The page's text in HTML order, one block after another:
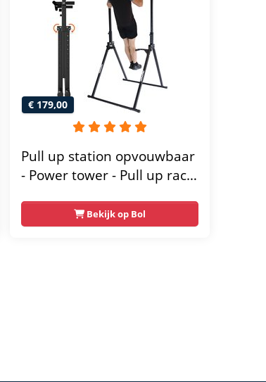
€ 179,00
Pull up station opvouwbaar
- Power tower - Pull up rack
Bekijk op Bol